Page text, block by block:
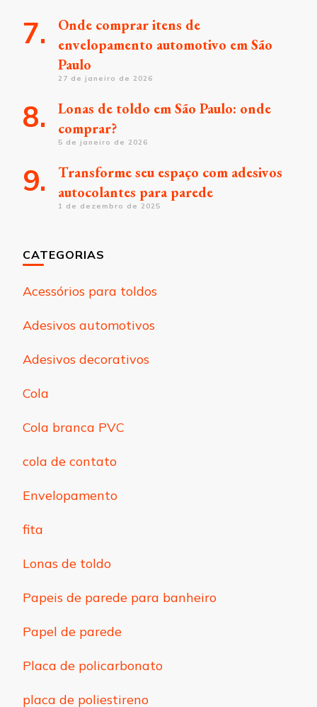
Onde comprar itens de
envelopamento automotivo em São
Paulo
27 de janeiro de 2026
Lonas de toldo em São Paulo: onde
comprar?
5 de janeiro de 2026
Transforme seu espaço com adesivos
autocolantes para parede
1 de dezembro de 2025
CATEGORIAS
Acessórios para toldos
Adesivos automotivos
Adesivos decorativos
Cola
Cola branca PVC
cola de contato
Envelopamento
fita
Lonas de toldo
Papeis de parede para banheiro
Papel de parede
Placa de policarbonato
placa de poliestireno